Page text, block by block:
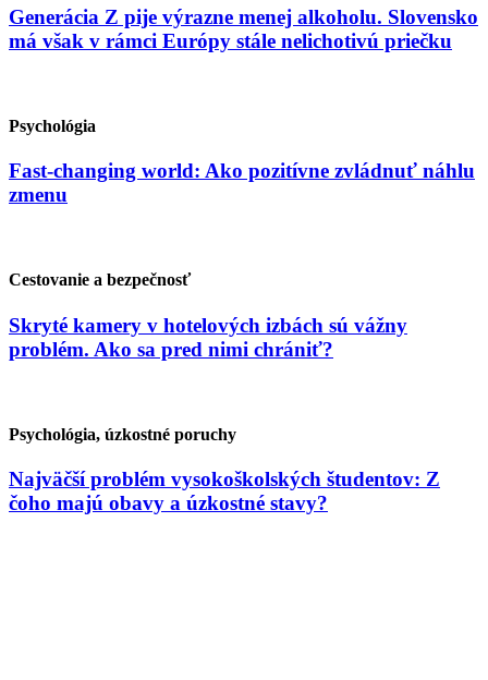
Generácia Z pije výrazne menej alkoholu. Slovensko
má však v rámci Európy stále nelichotivú priečku
Psychológia
Fast-changing world: Ako pozitívne zvládnuť náhlu
zmenu
Cestovanie a bezpečnosť
Skryté kamery v hotelových izbách sú vážny
problém. Ako sa pred nimi chrániť?
Psychológia, úzkostné poruchy
Najväčší problém vysokoškolských študentov: Z
čoho majú obavy a úzkostné stavy?